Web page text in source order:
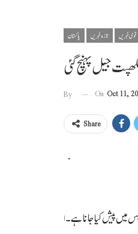
پاکستان تازہ خبریں قومی خبریں
جیل پہنچ گئی
By On Oct 11,
Share
میں پیش کیا جانا ہے۔ا